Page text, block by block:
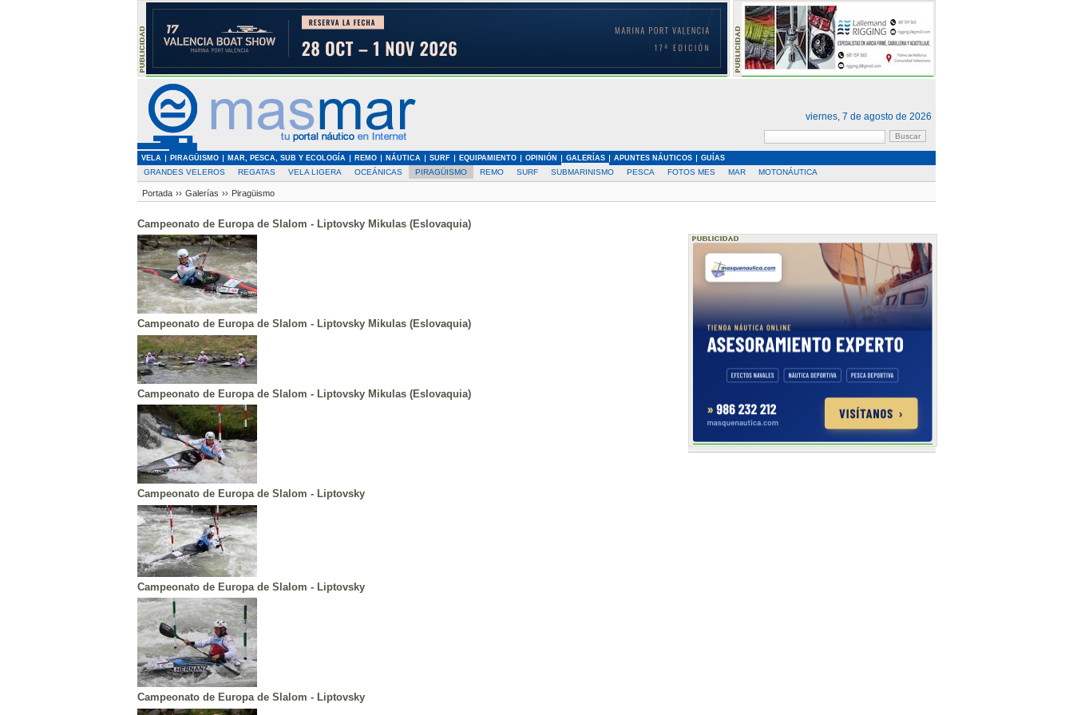
viernes, 7 de agosto de 2026
VELA PIRAGÜISMO MAR, PESCA, SUB Y ECOLOGÍA REMO NÁUTICA SURF EQUIPAMIENTO OPINIÓN GALERÍAS APUNTES NÁUTICOS GUÍAS
GRANDES VELEROS REGATAS VELA LIGERA OCEÁNICAS PIRAGÜISMO REMO SURF SUBMARINISMO PESCA FOTOS MES MAR MOTONÁUTICA
Portada ›› Galerías ›› Piragüismo
Campeonato de Europa de Slalom - Liptovsky Mikulas (Eslovaquia)
Campeonato de Europa de Slalom - Liptovsky Mikulas (Eslovaquia)
Campeonato de Europa de Slalom - Liptovsky Mikulas (Eslovaquia)
Campeonato de Europa de Slalom - Liptovsky
Campeonato de Europa de Slalom - Liptovsky
Campeonato de Europa de Slalom - Liptovsky